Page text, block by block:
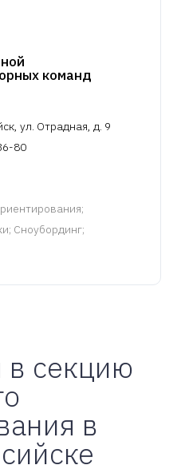
команд
ул. Отрадная, д. 9
80
;
Сноубординг;
в секцию
в